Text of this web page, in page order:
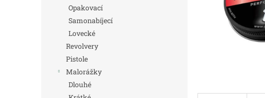
Opakovací
Samonabíjecí
Lovecké
Revolvery
Pistole
Malorážky
Dlouhé